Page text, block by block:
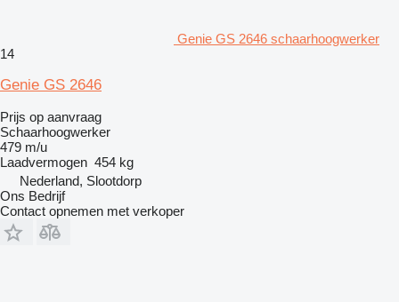
Genie GS 2646 schaarhoogwerker
14
Genie GS 2646
Prijs op aanvraag
Schaarhoogwerker
479 m/u
Laadvermogen 454 kg
Nederland, Slootdorp
Ons Bedrijf
Contact opnemen met verkoper